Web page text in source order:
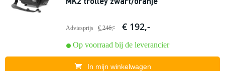
Adviesprijs € 246,- € 192,-
Op voorraad bij de leverancier
In mijn winkelwagen